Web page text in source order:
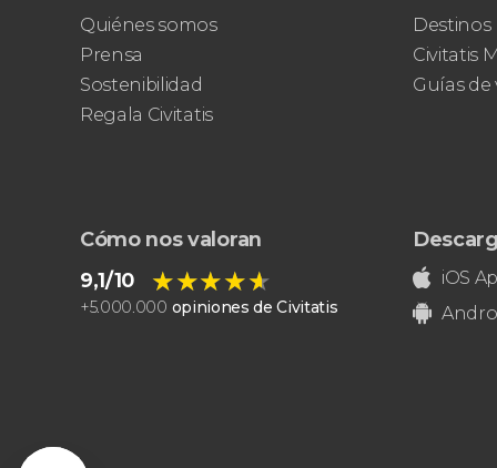
Quiénes somos
Prensa
Sostenibilidad
Regala Civitatis
Destinos
Civitatis
Guías de
Cómo nos valoran
9,1/10
★★★★★
★★★★★
+5.000.000 opiniones de Civitatis
iOS